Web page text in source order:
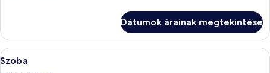
Dátumok árainak megtekintése
A
következő
Egy szállodai szoba, amelyben
7
Szoba